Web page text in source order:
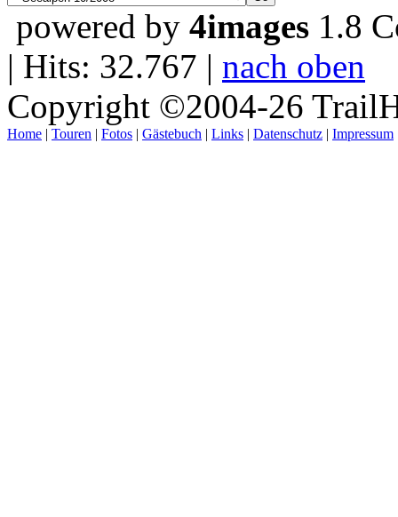
powered by 4images 1.8
| Hits: 32.767 | nach oben
Copyright ©2004-26
Home | Touren | Fotos | Gästebuch | Links | Datenschutz | Impressum